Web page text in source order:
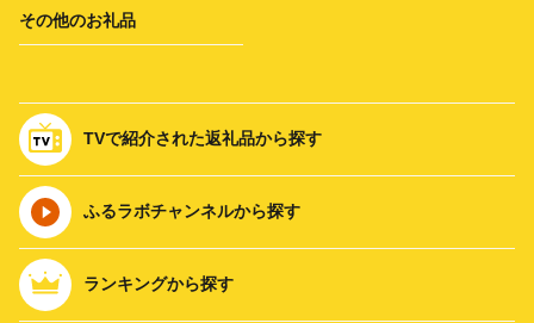
その他のお礼品
TVで紹介された返礼品から探す
ふるラボチャンネルから探す
ランキングから探す